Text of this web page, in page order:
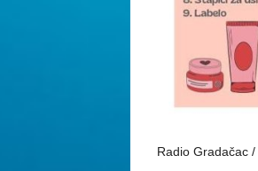
Radio Gradačac /